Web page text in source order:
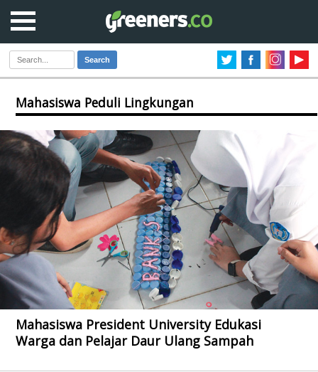
Search
Mahasiswa Peduli Lingkungan
Mahasiswa President University Edukasi
Warga dan Pelajar Daur Ulang Sampah